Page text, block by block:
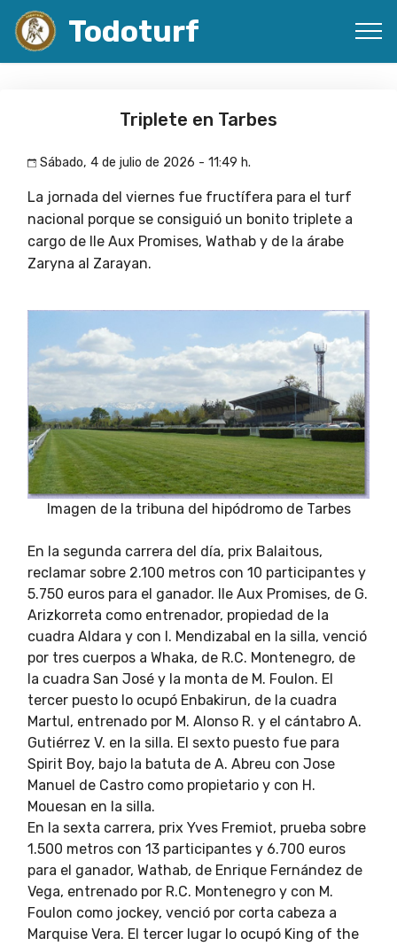
Todoturf
Triplete en Tarbes
Sábado, 4 de julio de 2026 - 11:49 h.
La jornada del viernes fue fructífera para el turf
nacional porque se consiguió un bonito triplete a
cargo de Ile Aux Promises, Wathab y de la árabe
Zaryna al Zarayan.
Imagen de la tribuna del hipódromo de Tarbes
En la segunda carrera del día, prix Balaitous,
reclamar sobre 2.100 metros con 10 participantes y
5.750 euros para el ganador. Ile Aux Promises, de G.
Arizkorreta como entrenador, propiedad de la
cuadra Aldara y con I. Mendizabal en la silla, venció
por tres cuerpos a Whaka, de R.C. Montenegro, de
la cuadra San José y la monta de M. Foulon. El
tercer puesto lo ocupó Enbakirun, de la cuadra
Martul, entrenado por M. Alonso R. y el cántabro A.
Gutiérrez V. en la silla. El sexto puesto fue para
Spirit Boy, bajo la batuta de A. Abreu con Jose
Manuel de Castro como propietario y con H.
Mouesan en la silla.
En la sexta carrera, prix Yves Fremiot, prueba sobre
1.500 metros con 13 participantes y 6.700 euros
para el ganador, Wathab, de Enrique Fernández de
Vega, entrenado por R.C. Montenegro y con M.
Foulon como jockey, venció por corta cabeza a
Marquise Vera. El tercer lugar lo ocupó King of the